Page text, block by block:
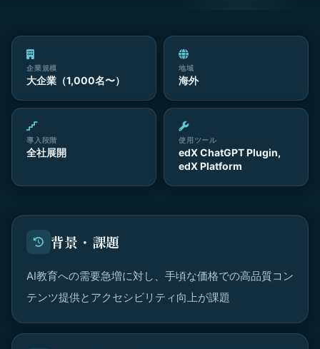
企業規模
大企業（1,000名〜）
地域
海外
導入段階
全社展開
使用ツール
edX ChatGPT Plugin,
edX Platform
背景・課題
AI教育への需要急増に対し、手頃な価格での高品質コン
テンツ提供とアクセシビリティ向上が課題